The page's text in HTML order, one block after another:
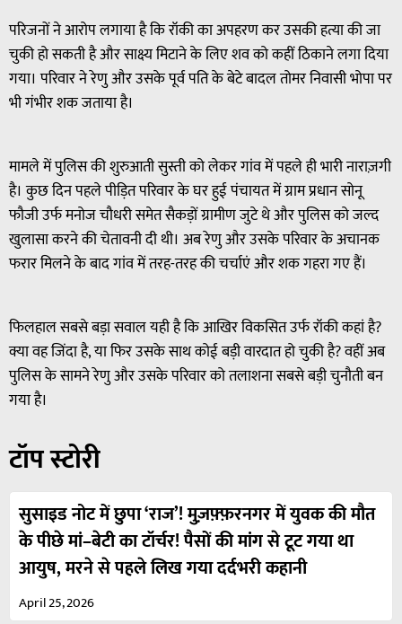
परिजनों ने आरोप लगाया है कि रॉकी का अपहरण कर उसकी हत्या की जा
चुकी हो सकती है और साक्ष्य मिटाने के लिए शव को कहीं ठिकाने लगा दिया
गया। परिवार ने रेणु और उसके पूर्व पति के बेटे बादल तोमर निवासी भोपा पर
भी गंभीर शक जताया है।
मामले में पुलिस की शुरुआती सुस्ती को लेकर गांव में पहले ही भारी नाराज़गी
है। कुछ दिन पहले पीड़ित परिवार के घर हुई पंचायत में ग्राम प्रधान सोनू
फौजी उर्फ मनोज चौधरी समेत सैकड़ों ग्रामीण जुटे थे और पुलिस को जल्द
खुलासा करने की चेतावनी दी थी। अब रेणु और उसके परिवार के अचानक
फरार मिलने के बाद गांव में तरह-तरह की चर्चाएं और शक गहरा गए हैं।
फिलहाल सबसे बड़ा सवाल यही है कि आखिर विकसित उर्फ रॉकी कहां है?
क्या वह जिंदा है, या फिर उसके साथ कोई बड़ी वारदात हो चुकी है? वहीं अब
पुलिस के सामने रेणु और उसके परिवार को तलाशना सबसे बड़ी चुनौती बन
गया है।
टॉप स्टोरी
सुसाइड नोट में छुपा ‘राज’! मुज़फ़्फ़रनगर में युवक की मौत
के पीछे मां–बेटी का टॉर्चर! पैसों की मांग से टूट गया था
आयुष, मरने से पहले लिख गया दर्दभरी कहानी
April 25, 2026